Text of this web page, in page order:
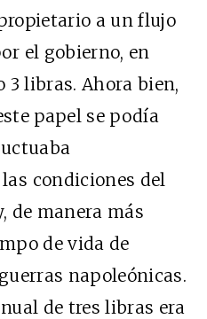
a un flujo
el gobierno, en
3 libras. Ahora bien,
papel se podía
condiciones del
de manera más
de vida de
napoleónicas.
de tres libras era